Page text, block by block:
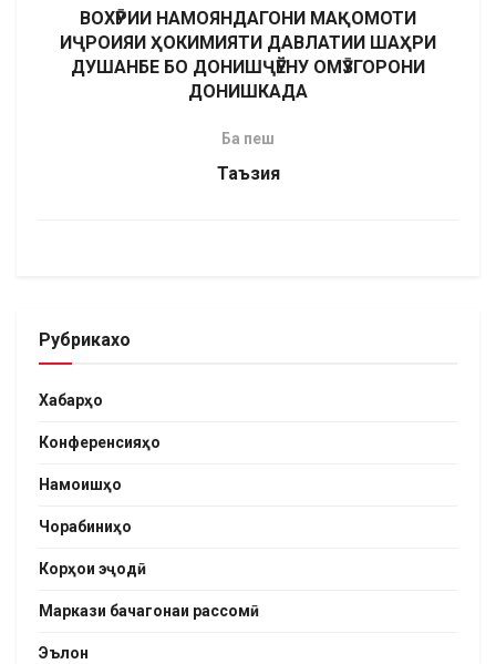
ВОХӮРИИ НАМОЯНДАГОНИ МАҚОМОТИ
ИҶРОИЯИ ҲОКИМИЯТИ ДАВЛАТИИ ШАҲРИ
ДУШАНБЕ БО ДОНИШҶӮЁНУ ОМӮЗГОРОНИ
ДОНИШКАДА
Ба пеш
Таъзия
Рубрикахо
Хабарҳо
Конференсияҳо
Намоишҳо
Чорабиниҳо
Корҳои эҷодӣ
Маркази бачагонаи рассомӣ
Эълон